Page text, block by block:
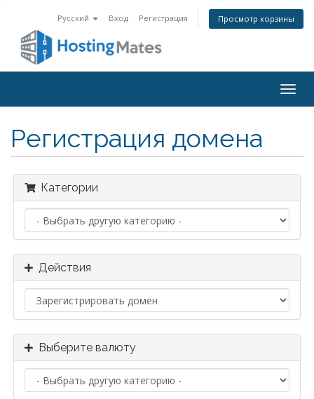
Русский Вход Регистрация Просмотр корзины
Регистрация домена
Категории
Действия
Выберите валюту